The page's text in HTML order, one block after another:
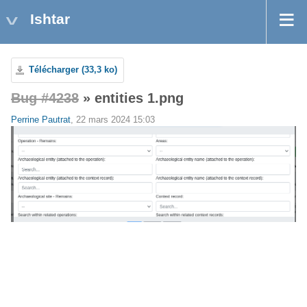
Ishtar
Télécharger (33,3 ko)
Bug #4238 » entities 1.png
Perrine Pautrat, 22 mars 2024 15:03